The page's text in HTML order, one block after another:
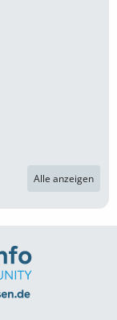
Alle anzeigen